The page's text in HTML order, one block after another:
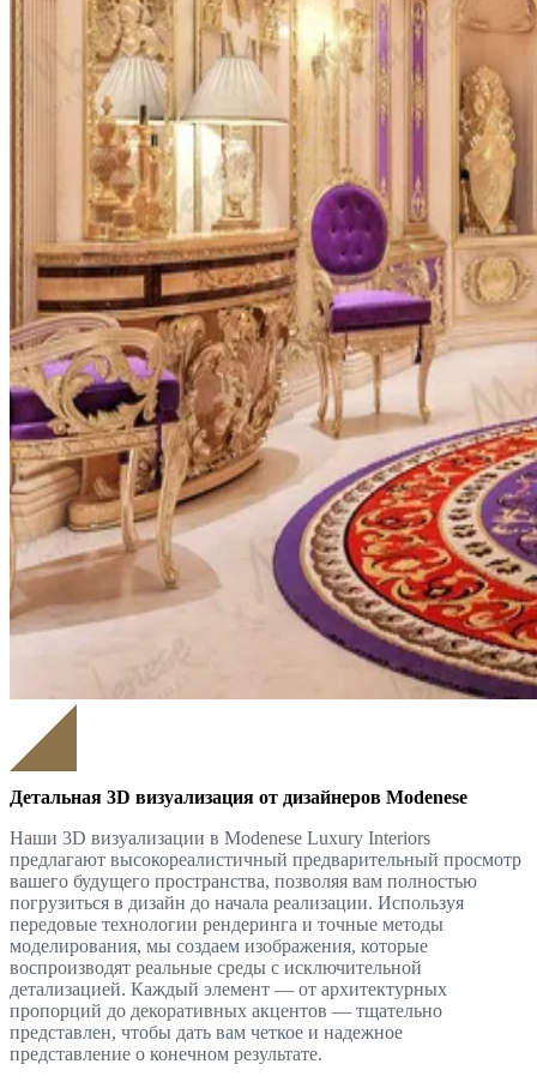
Детальная 3D визуализация от дизайнеров Modenese
Наши 3D визуализации в Modenese Luxury Interiors
предлагают высокореалистичный предварительный просмотр
вашего будущего пространства, позволяя вам полностью
погрузиться в дизайн до начала реализации. Используя
передовые технологии рендеринга и точные методы
моделирования, мы создаем изображения, которые
воспроизводят реальные среды с исключительной
детализацией. Каждый элемент — от архитектурных
пропорций до декоративных акцентов — тщательно
представлен, чтобы дать вам четкое и надежное
представление о конечном результате.